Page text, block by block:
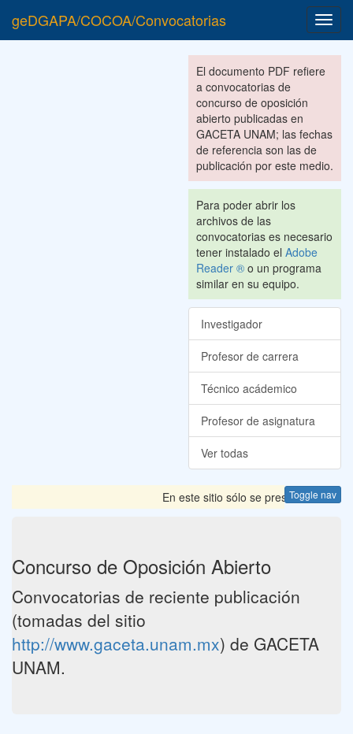
geDGAPA/COCOA/Convocatorias
El documento PDF refiere
a convocatorias de
concurso de oposición
abierto publicadas en
GACETA UNAM; las fechas
de referencia son las de
publicación por este medio.
Para poder abrir los
archivos de las
convocatorias es necesario
tener instalado el Adobe
Reader ® o un programa
similar en su equipo.
Investigador
Profesor de carrera
Técnico acádemico
Profesor de asignatura
Ver todas
Toggle nav
En este sitio sólo se presentan las
Concurso de Oposición Abierto
Convocatorias de reciente publicación
(tomadas del sitio
http://www.gaceta.unam.mx) de GACETA
UNAM.